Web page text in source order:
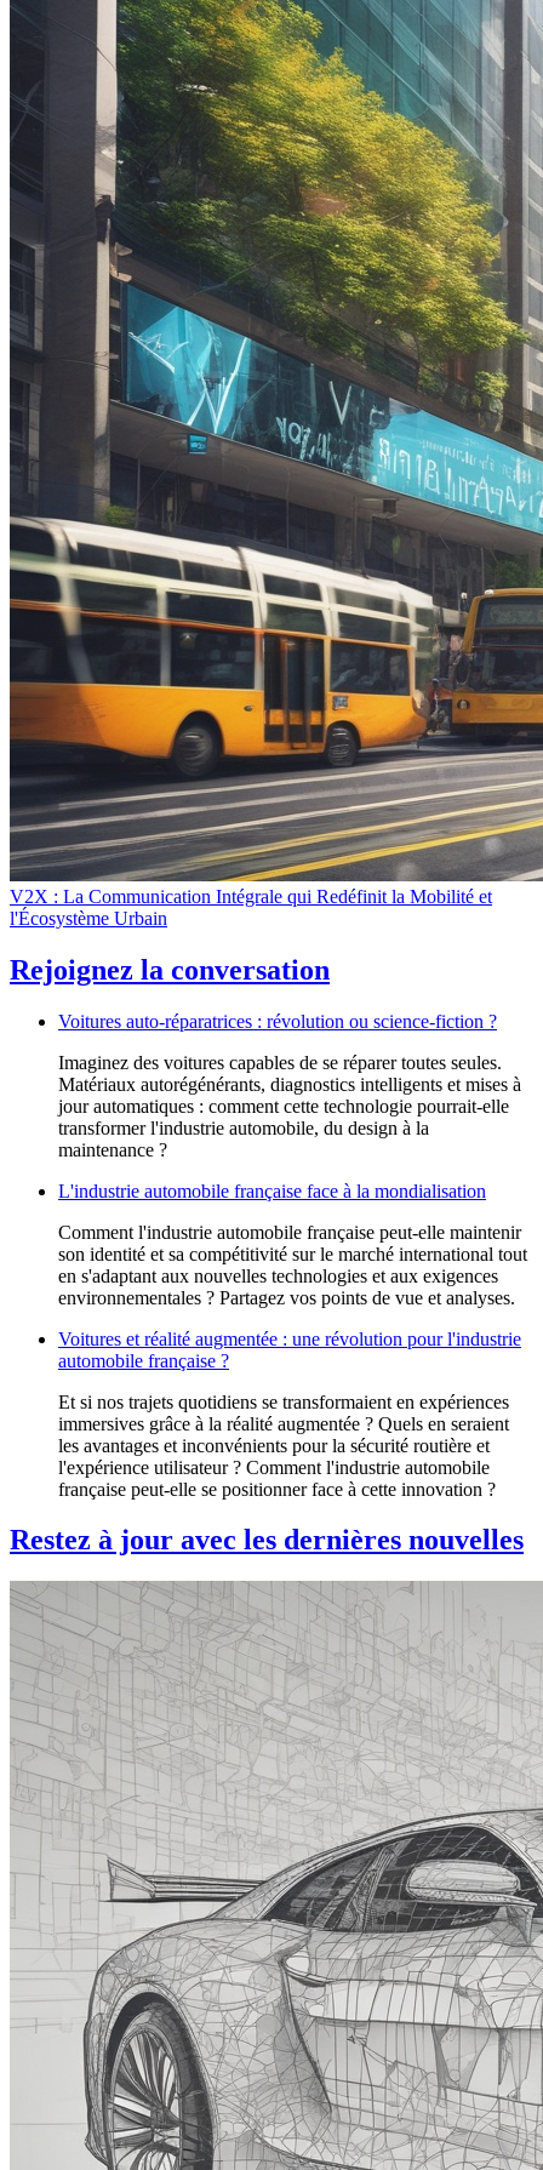
V2X : La Communication Intégrale qui Redéfinit la Mobilité et
l'Écosystème Urbain
Rejoignez la conversation
Voitures auto-réparatrices : révolution ou science-fiction ?
Imaginez des voitures capables de se réparer toutes seules.
Matériaux autorégénérants, diagnostics intelligents et mises à
jour automatiques : comment cette technologie pourrait-elle
transformer l'industrie automobile, du design à la
maintenance ?
L'industrie automobile française face à la mondialisation
Comment l'industrie automobile française peut-elle maintenir
son identité et sa compétitivité sur le marché international tout
en s'adaptant aux nouvelles technologies et aux exigences
environnementales ? Partagez vos points de vue et analyses.
Voitures et réalité augmentée : une révolution pour l'industrie
automobile française ?
Et si nos trajets quotidiens se transformaient en expériences
immersives grâce à la réalité augmentée ? Quels en seraient
les avantages et inconvénients pour la sécurité routière et
l'expérience utilisateur ? Comment l'industrie automobile
française peut-elle se positionner face à cette innovation ?
Restez à jour avec les dernières nouvelles